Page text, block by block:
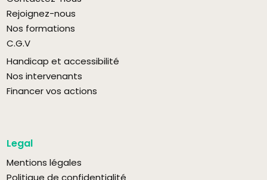
Rejoignez-nous
Nos formations
C.G.V
Handicap et accessibilité
Nos intervenants
Financer vos actions
Legal
Mentions légales
Politique de confidentialité